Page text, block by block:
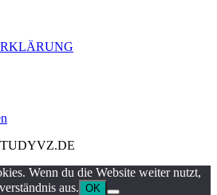
Wenn du die Website weiter nutzt,
aus. OK